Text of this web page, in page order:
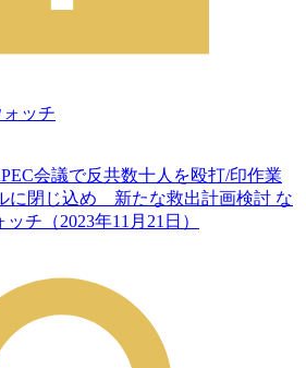
ッチ
会議で反共数十人を殴打/印作業
に閉じ込め 新たな救出計画検討 な
チ（2023年11月21日）